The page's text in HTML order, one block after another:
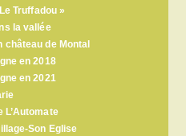
Truffadou »
la vallée
château de Montal
en 2018
en 2021
L’Automate
Son Eglise